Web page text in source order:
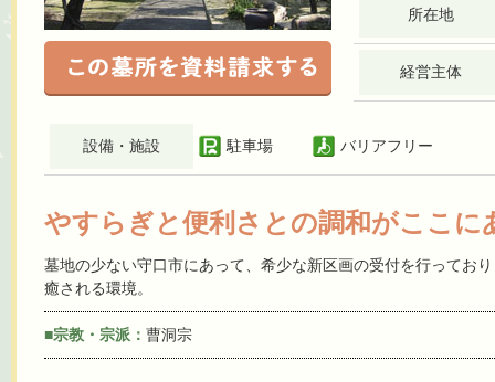
所在地
経営主体
設備・施設 駐車場 バリアフリー
やすらぎと便利さとの調和がここに
墓地の少ない守口市にあって、希少な新区画の受付を行ってお
癒される環境。
■宗教・宗派： 曹洞宗